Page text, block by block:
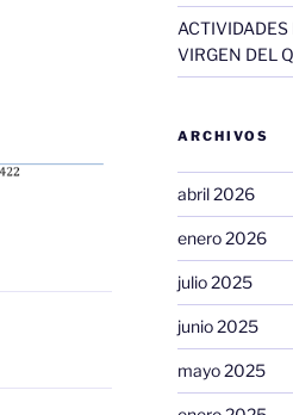
VIRGEN DEL
ARCHIVOS
abril 2026
enero 2026
julio 2025
junio 2025
mayo 2025